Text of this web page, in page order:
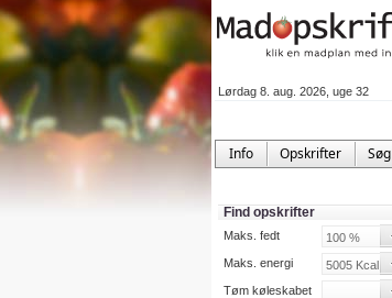
Lørdag 8. aug. 2026, uge 32
Info Opskrifter Søg
Find opskrifter
Maks. fedt
Maks. energi
Tøm køleskabet